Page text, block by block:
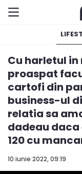
10 iunie 2022, 09:19
Cu harletul
proaspat
cartofi din
business-ul
relatia sa
dadeau daca
120 cu